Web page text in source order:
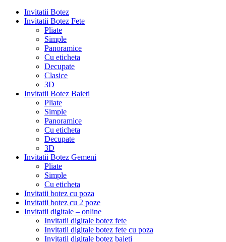
Invitatii Botez
Invitatii Botez Fete
Pliate
Simple
Panoramice
Cu eticheta
Decupate
Clasice
3D
Invitatii Botez Baieti
Pliate
Simple
Panoramice
Cu eticheta
Decupate
3D
Invitatii Botez Gemeni
Pliate
Simple
Cu eticheta
Invitatii botez cu poza
Invitatii botez cu 2 poze
Invitatii digitale – online
Invitatii digitale botez fete
Invitatii digitale botez fete cu poza
Invitatii digitale botez baieti